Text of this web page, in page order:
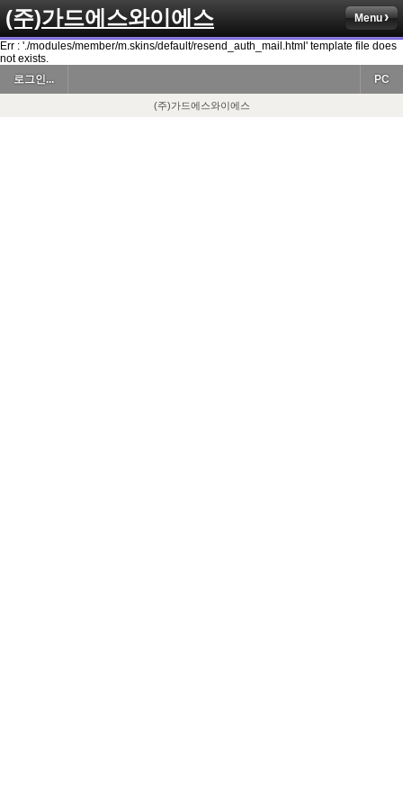
(주)가드에스와이에스 Menu
Err : './modules/member/m.skins/default/resend_auth_mail.html' template file does
not exists.
로그인...
PC
(주)가드에스와이에스